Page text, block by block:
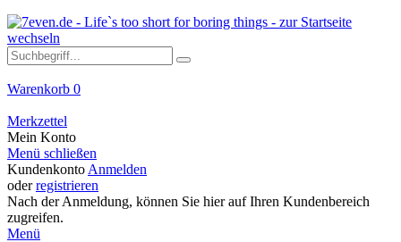
Warenkorb 0
Merkzettel
Mein Konto
Menü schließen
Kundenkonto Anmelden
oderregistrieren
Nach der Anmeldung, können Sie hier auf Ihren Kundenbereich
zugreifen.
Menü